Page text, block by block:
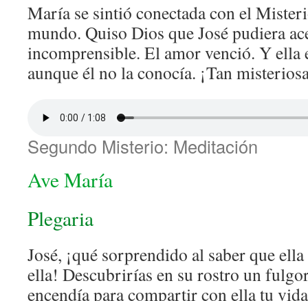
María se sintió conectada con el
mundo. Quiso Dios que José pudiera
incomprensible. El amor venció. Y ella
aunque él no la conocía. ¡Tan
Segundo Misterio: Meditación
Ave María
Plegaria
José, ¡qué sorprendido al saber que
ella! Descubrirías en su rostro un
encendía para compartir con ella tu